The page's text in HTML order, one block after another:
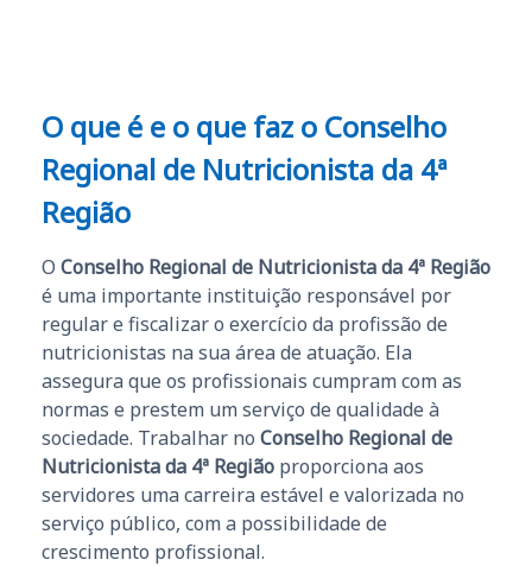
O que é e o que faz o Conselho
Regional de Nutricionista da 4ª
Região
O Conselho Regional de Nutricionista da 4ª Região
é uma importante instituição responsável por
regular e fiscalizar o exercício da profissão de
nutricionistas na sua área de atuação. Ela
assegura que os profissionais cumpram com as
normas e prestem um serviço de qualidade à
sociedade. Trabalhar no Conselho Regional de
Nutricionista da 4ª Região proporciona aos
servidores uma carreira estável e valorizada no
serviço público, com a possibilidade de
crescimento profissional.